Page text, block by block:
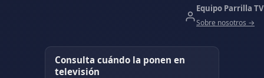
Equipo Parrilla TV
Sobre nosotros →
Consulta cuándo la ponen en
televisión